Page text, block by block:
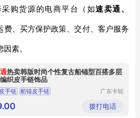
购货源的电商平台（如速卖通、
费、买方保护政策、交付、客户服务
素。
热卖韩版时尚个性复古船锚型百搭多层
织皮手链饰品
手链 船锚皮手链
广东卡轮
公司
拨打电话